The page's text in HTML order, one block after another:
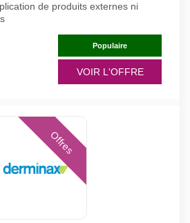
de produits externes ni
Populaire
VOIR L'OFFRE
Offres